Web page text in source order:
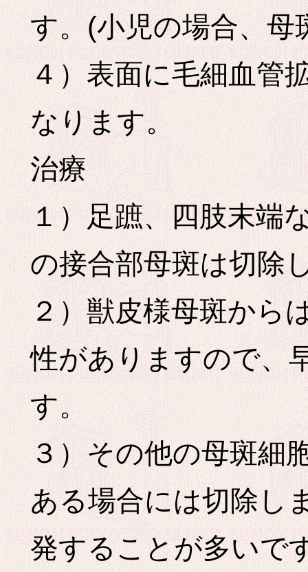
す。(小児の場合、母
４）表面に毛細血管
なります。
治療
１）足蹠、四肢末端
の接合部母斑は切除
２）獣皮様母斑から
性がありますので、
す。
３）その他の母斑細
ある場合には切除し
発することが多いで